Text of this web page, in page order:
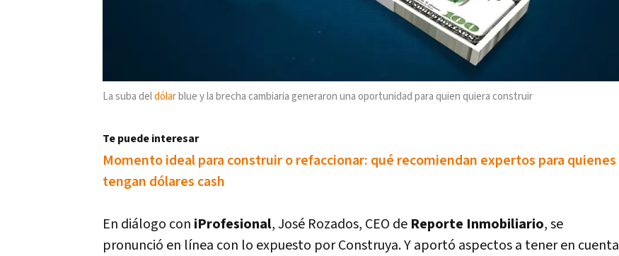
La suba deldólarblue y la brecha cambiaria generaron una oportunidad para quien quiera construir
Te puede interesar
Momento ideal para construir o refaccionar: qué recomiendan expertos para quienes
tengan dólares cash
En diálogo con iProfesional, José Rozados, CEO de Reporte Inmobiliario, se
pronunció en línea con lo expuesto por Construya. Y aportó aspectos a tener en cuenta